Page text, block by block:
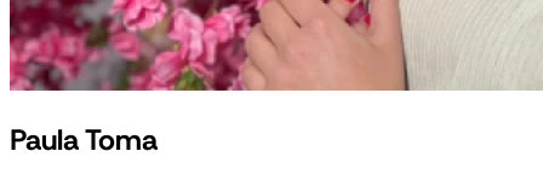
Paula Toma